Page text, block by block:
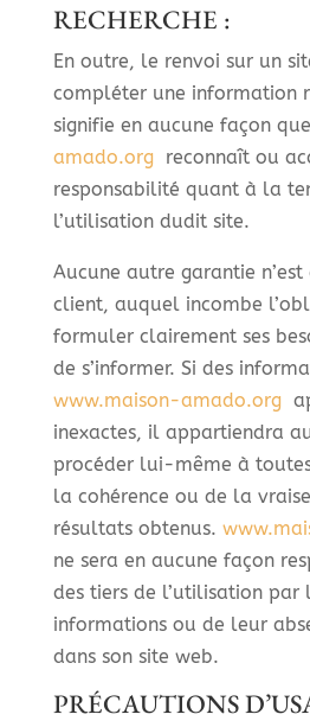
RECHERCHE :
En outre, le renvoi sur un
compléter une information
signifie en aucune façon que
amado.orgreconnaît ou
responsabilité quant à la
l’utilisation dudit site.
Aucune autre garantie
client, auquel incombe
formuler clairement ses
de s’informer. Si des
www.maison-amado.org
inexactes, il appartiendra
procéder lui-même à
la cohérence ou de la
résultats obtenus.
ne sera en aucune façon
des tiers de l’utilisation par
informations ou de leur
dans son site web.
PRÉCAUTIONS